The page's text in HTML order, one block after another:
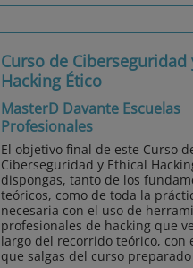
Curso de Ciberseguridad
Hacking Ético
MasterD Davante Escuelas
Profesionales
El objetivo final de este Curso
Ciberseguridad y Ethical
dispongas, tanto de los
teóricos, como de toda la
necesaria con el uso de
profesionales de hacking que
largo del recorrido teórico, con
que salgas del curso